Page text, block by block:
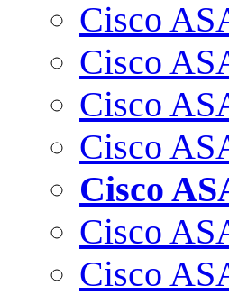
Cisco
Cisco
Cisco
Cisco
Cisco
Cisco
Cisco